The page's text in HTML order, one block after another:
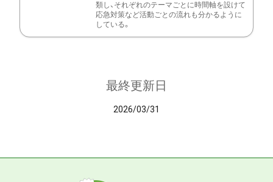
類し、それぞれのテーマごとに時間軸を設けて
応急対策など活動ごとの流れも分かるように
している。
最終更新日
2026/03/31